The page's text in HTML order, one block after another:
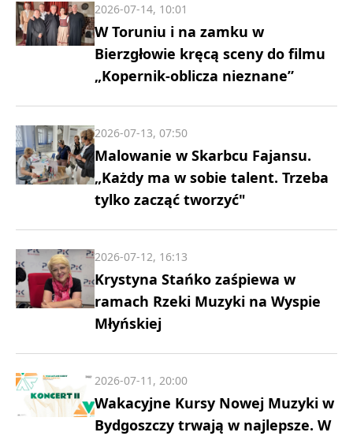
W Toruniu i na zamku w
Bierzgłowie kręcą sceny do filmu
„Kopernik-oblicza nieznane”
2026-07-14, 10:01
Malowanie w Skarbcu Fajansu.
„Każdy ma w sobie talent. Trzeba
tylko zacząć tworzyć"
2026-07-13, 07:50
Krystyna Stańko zaśpiewa w
ramach Rzeki Muzyki na Wyspie
Młyńskiej
2026-07-12, 16:13
Wakacyjne Kursy Nowej Muzyki w
Bydgoszczy trwają w najlepsze. W
2026-07-11, 20:00